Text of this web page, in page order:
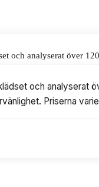
och analyserat över
och analyserat
Priserna